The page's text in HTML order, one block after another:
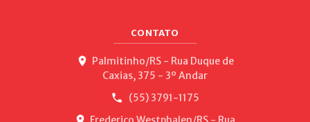
CONTATO
Palmitinho/RS - Rua Duque de
Caxias, 375 - 3º Andar
(55) 3791-1175